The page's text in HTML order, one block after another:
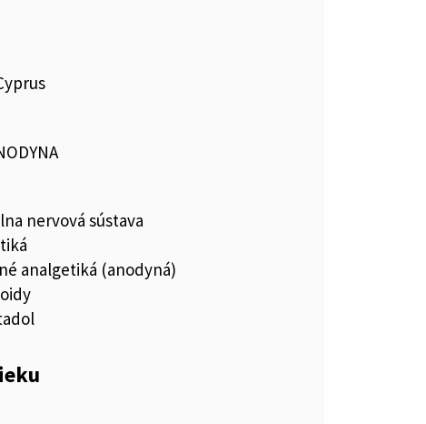
nervová sústava
analgetiká (anodyná)